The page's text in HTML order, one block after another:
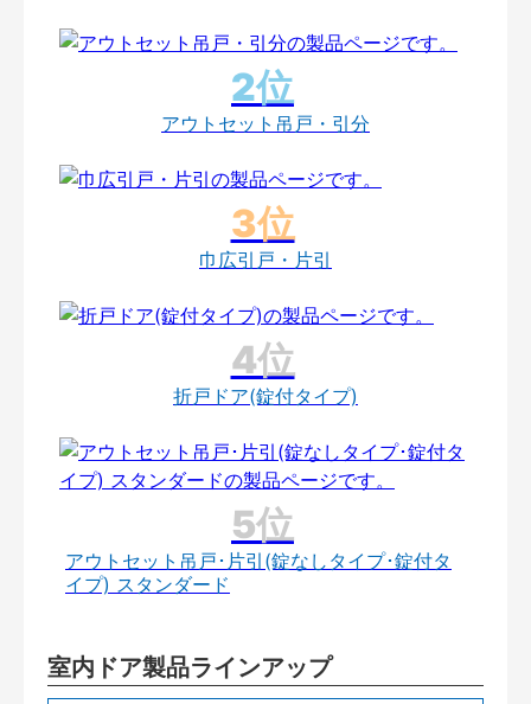
アウトセット吊戸・引分
巾広引戸・片引
折戸ドア(錠付タイプ)
アウトセット吊戸･片引(錠なしタイプ･錠付タ
イプ) スタンダード
室内ドア製品ラインアップ